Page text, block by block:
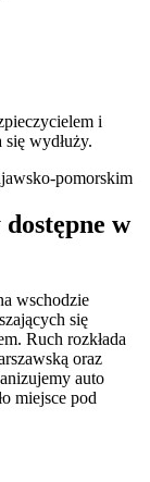
i
wydłuży.
pomorskim
w
wschodzie
się
Ruch rozkłada
oraz
auto
miejsce pod